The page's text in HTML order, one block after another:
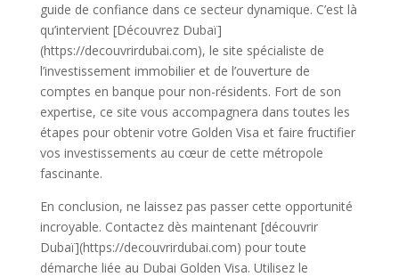
guide de confiance dans ce secteur dynamique. C’est là
qu’intervient [Découvrez Dubaï]
(https://decouvrirdubai.com), le site spécialiste de
l’investissement immobilier et de l’ouverture de
comptes en banque pour non-résidents. Fort de son
expertise, ce site vous accompagnera dans toutes les
étapes pour obtenir votre Golden Visa et faire fructifier
vos investissements au cœur de cette métropole
fascinante.
En conclusion, ne laissez pas passer cette opportunité
incroyable. Contactez dès maintenant [découvrir
Dubaï](https://decouvrirdubai.com) pour toute
démarche liée au Dubai Golden Visa. Utilisez le